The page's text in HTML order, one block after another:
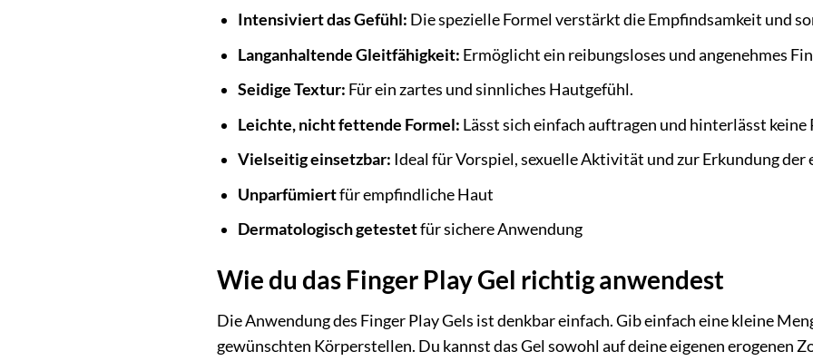
Intensiviert das Gefühl: Die spezielle Formel verstärkt die Empfindsamkeit und
Langanhaltende Gleitfähigkeit: Ermöglicht ein reibungsloses und angenehmes
Seidige Textur: Für ein zartes und sinnliches Hautgefühl.
Leichte, nicht fettende Formel: Lässt sich einfach auftragen und hinterlässt keine
Vielseitig einsetzbar: Ideal für Vorspiel, sexuelle Aktivität und zur Erkundung
Unparfümiertfür empfindliche Haut
Dermatologisch getestetfür sichere Anwendung
Wie du das Finger Play Gel richtig anwendest
Die Anwendung des Finger Play Gels ist denkbar einfach. Gib einfach eine kleine
gewünschten Körperstellen. Du kannst das Gel sowohl auf deine eigenen erogenen